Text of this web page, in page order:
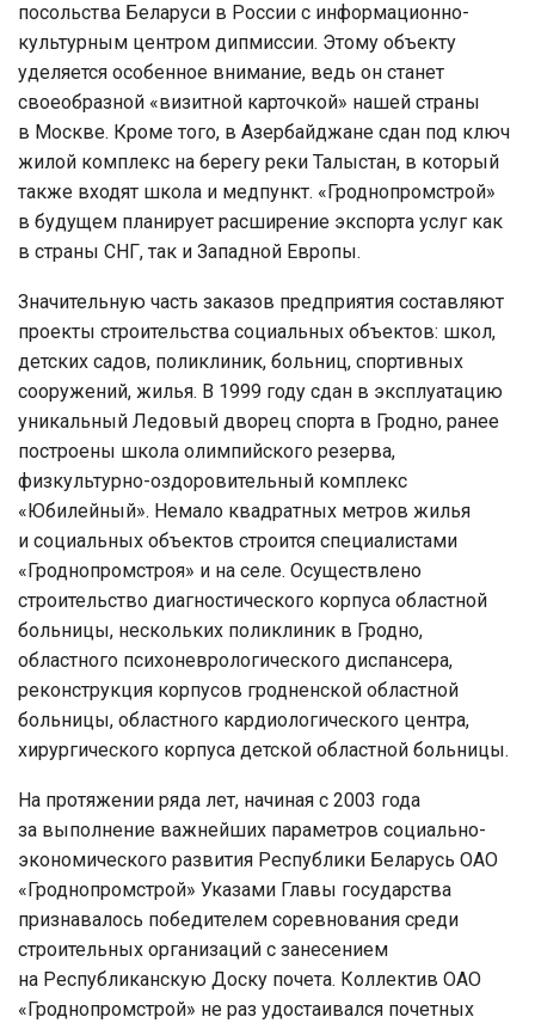
посольства Беларуси в России с информационно-
культурным центром дипмиссии. Этому объекту
уделяется особенное внимание, ведь он станет
своеобразной «визитной карточкой» нашей страны
в Москве. Кроме того, в Азербайджане сдан под ключ
жилой комплекс на берегу реки Талыстан, в который
также входят школа и медпункт. «Гроднопромстрой»
в будущем планирует расширение экспорта услуг как
в страны СНГ, так и Западной Европы.
Значительную часть заказов предприятия составляют
проекты строительства социальных объектов: школ,
детских садов, поликлиник, больниц, спортивных
сооружений, жилья. В 1999 году сдан в эксплуатацию
уникальный Ледовый дворец спорта в Гродно, ранее
построены школа олимпийского резерва,
физкультурно-оздоровительный комплекс
«Юбилейный». Немало квадратных метров жилья
и социальных объектов строится специалистами
«Гроднопромстроя» и на селе. Осуществлено
строительство диагностического корпуса областной
больницы, нескольких поликлиник в Гродно,
областного психоневрологического диспансера,
реконструкция корпусов гродненской областной
больницы, областного кардиологического центра,
хирургического корпуса детской областной больницы.
На протяжении ряда лет, начиная с 2003 года
за выполнение важнейших параметров социально-
экономического развития Республики Беларусь ОАО
«Гроднопромстрой» Указами Главы государства
признавалось победителем соревнования среди
строительных организаций с занесением
на Республиканскую Доску почета. Коллектив ОАО
«Гроднопромстрой» не раз удостаивался почетных